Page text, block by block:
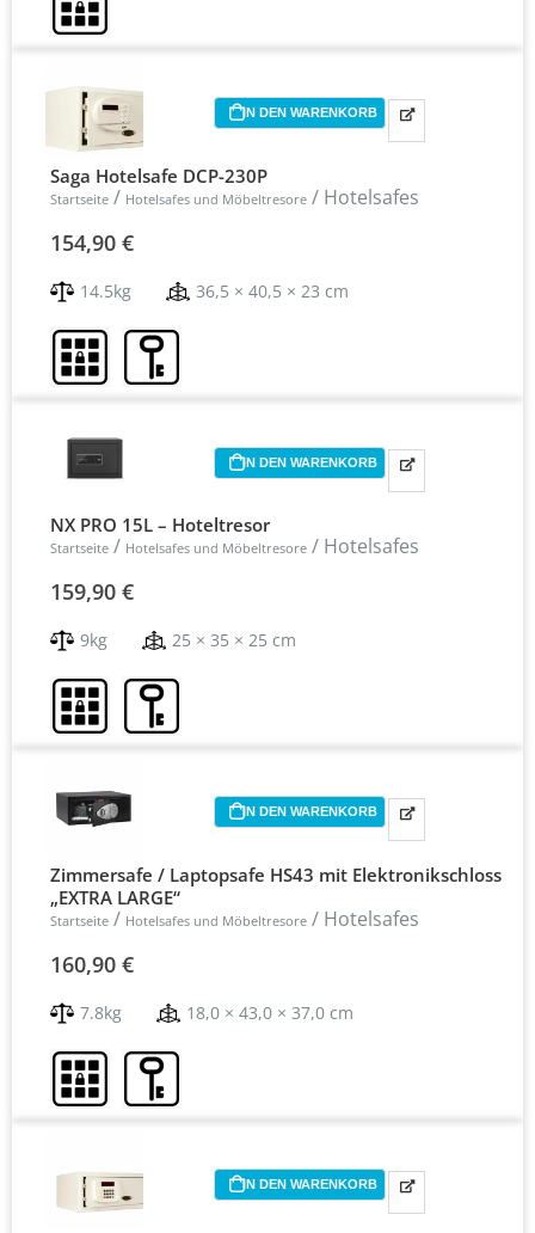
IN DEN WARENKORB
Saga Hotelsafe DCP-230P
Startseite/ Hotelsafes und Möbeltresore/ Hotelsafes
154,90 €
14.5kg 36,5 × 40,5 × 23 cm
IN DEN WARENKORB
NX PRO 15L – Hoteltresor
Startseite/ Hotelsafes und Möbeltresore/ Hotelsafes
159,90 €
9kg 25 × 35 × 25 cm
IN DEN WARENKORB
Zimmersafe / Laptopsafe HS43 mit Elektronikschloss
„EXTRA LARGE“
Startseite/ Hotelsafes und Möbeltresore/ Hotelsafes
160,90 €
7.8kg 18,0 × 43,0 × 37,0 cm
IN DEN WARENKORB